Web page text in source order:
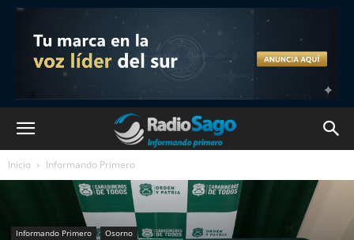
Inicio Informando Primero
Informando Primero Osorno